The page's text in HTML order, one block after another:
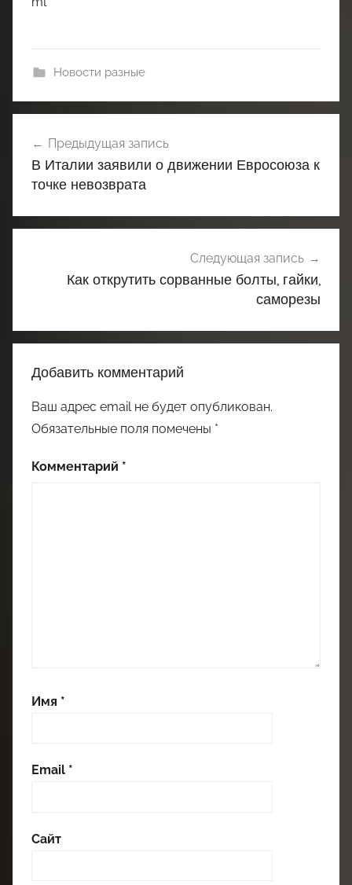
Новости разные
по
записям
Предыдущая запись
В Италии заявили о движении Евросоюза к
точке невозврата
Следующая запись
Как открутить сорванные болты, гайки,
саморезы
Добавить комментарий
Ваш адрес email не будет опубликован.
Обязательные поля помечены *
Комментарий *
Имя *
Email *
Сайт